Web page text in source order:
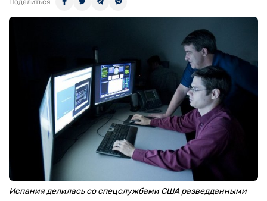
Поделиться
Испания делилась со спецслужбами США разведданными